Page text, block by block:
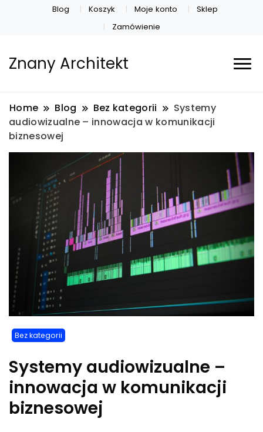
Blog Koszyk Moje konto
Sklep
Zamówienie
Znany Architekt
Home Blog Bez kategorii
Systemy
audiowizualne – innowacja w komunikacji
biznesowej
Bez kategorii
Systemy audiowizualne –
innowacja w komunikacji
biznesowej